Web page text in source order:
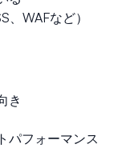
WAFなど）
き
パフォーマンス